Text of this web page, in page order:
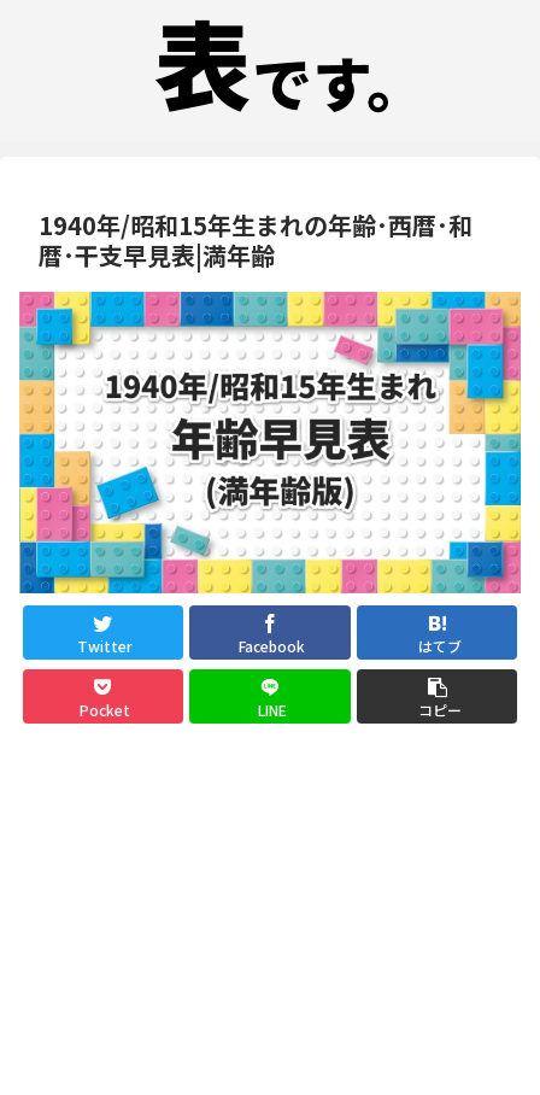
1940年/昭和15年生まれの年齢･西暦･和
暦･干支早見表|満年齢
Twitter Facebook はてブ
Pocket LINE コピー